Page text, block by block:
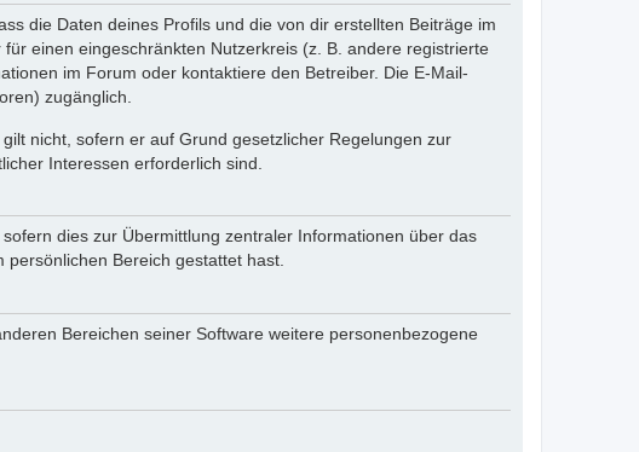
die Daten deines Profils und die von dir erstellten Beiträge im
einen eingeschränkten Nutzerkreis (z. B. andere registrierte
im Forum oder kontaktiere den Betreiber. Die E-Mail-
zugänglich.
nicht, sofern er auf Grund gesetzlicher Regelungen zur
Interessen erforderlich sind.
dies zur Übermittlung zentraler Informationen über das
Bereich gestattet hast.
Bereichen seiner Software weitere personenbezogene